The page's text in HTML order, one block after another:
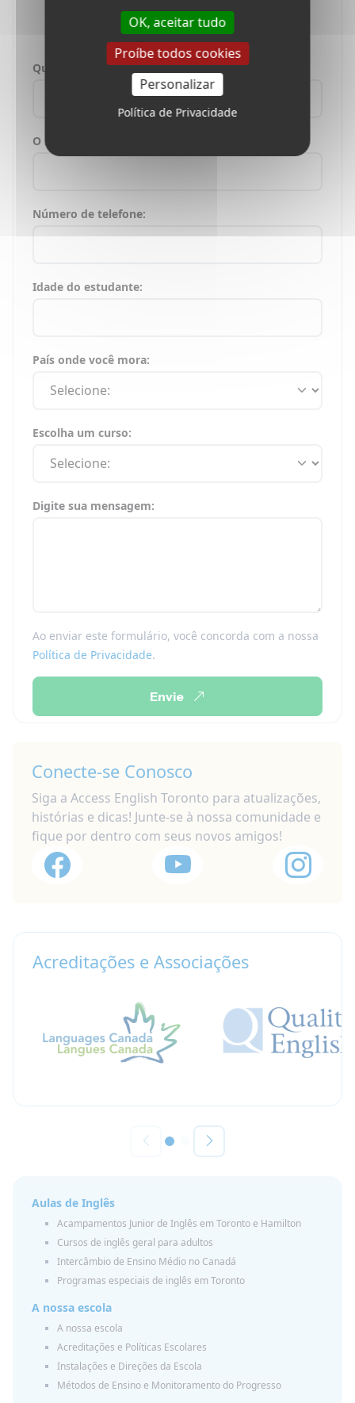
em Toronto.
Qual é o seu nome?
O seu e-mail:
Número de telefone:
Idade do estudante:
País onde você mora:
Escolha um curso:
Digite sua mensagem:
Ao enviar este formulário, você concorda com a nossa
Política de Privacidade.
Envie
Conecte-se Conosco
Siga a Access English Toronto para atualizações,
histórias e dicas! Junte-se à nossa comunidade e
fique por dentro com seus novos amigos!
Acreditações e Associações
Aulas de Inglês
Acampamentos Junior de Inglês em Toronto e Hamilton
Cursos de inglês geral para adultos
Intercâmbio de Ensino Médio no Canadá
Programas especiais de inglês em Toronto
A nossa escola
A nossa escola
Acreditações e Políticas Escolares
Instalações e Direções da Escola
Métodos de Ensino e Monitoramento do Progresso
OK, aceitar tudo
Proíbe todos cookies
Personalizar
Política de Privacidade